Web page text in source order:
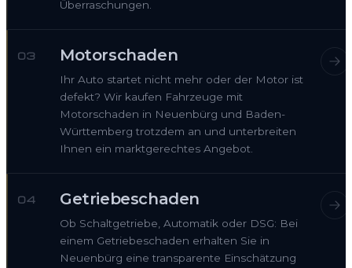
Überraschungen.
03 Motorschaden
Ihr Auto startet nicht mehr oder der Motor ist
defekt? Wir kaufen Fahrzeuge mit
Motorschaden in Neuenbürg und Baden-
Württemberg trotzdem an und unterbreiten
Ihnen ein marktgerechtes Angebot.
04 Getriebeschaden
Ob Schaltgetriebe, Automatik oder DSG: Bei
einem Getriebeschaden erhalten Sie in
Neuenbürg eine transparente Einschätzung